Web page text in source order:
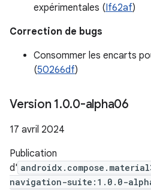
expérimentales (If62af)
Correction de bugs
Consommer les encarts
(50266df)
Version 1.0.0-alpha06
17 avril 2024
Publication
d'
navigation-suite:1.0.0-